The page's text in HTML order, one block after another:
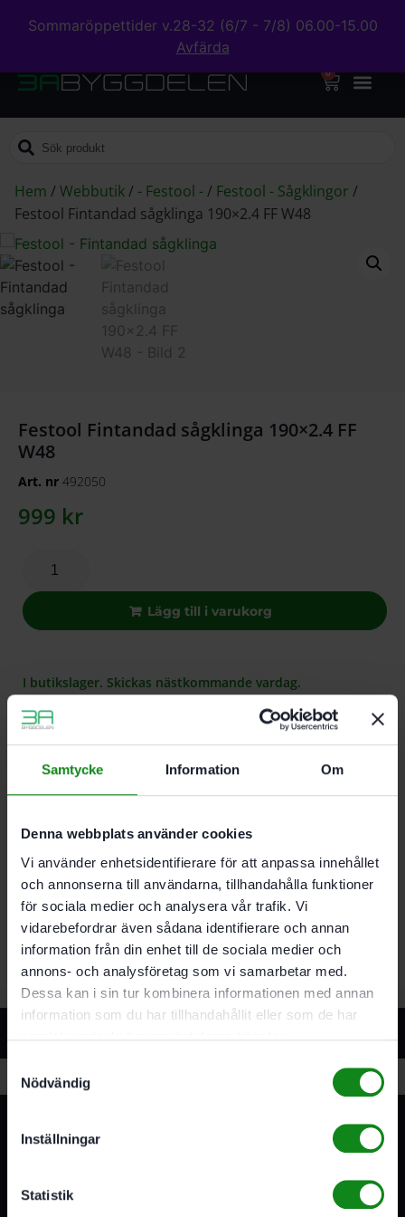
Samtycke Information Om
Denna webbplats använder cookies
Vi använder enhetsidentifierare för att anpassa innehållet
och annonserna till användarna, tillhandahålla funktioner
för sociala medier och analysera vår trafik. Vi
vidarebefordrar även sådana identifierare och annan
information från din enhet till de sociala medier och
annons- och analysföretag som vi samarbetar med.
Dessa kan i sin tur kombinera informationen med annan
information som du har tillhandahållit eller som de har
Samtyckesval
Nödvändig
Inställningar
Statistik
Sommaröppettider v.28-32 (6/7 - 7/8) 06.00-15.00
Avfärda
0
Hem /Webbutik/ - Festool -/ Festool - Sågklingor /
Festool Fintandad sågklinga 190×2.4 FF W48
Festool Fintandad sågklinga 190×2.4 FF
W48
Art. nr 492050
999 kr
Lägg till i varukorg
I butikslager. Skickas nästkommande vardag.
För rena och splitterfria tvärsnitt i massivt trä samt belagda
eller fanerade skivor.
Beskrivning Teknisk Data Recensioner (0)
Egenskaper
För rena och splitterfria tvärsnitt i massivt trä
samt belagda eller fanerade skivor
För CS 50